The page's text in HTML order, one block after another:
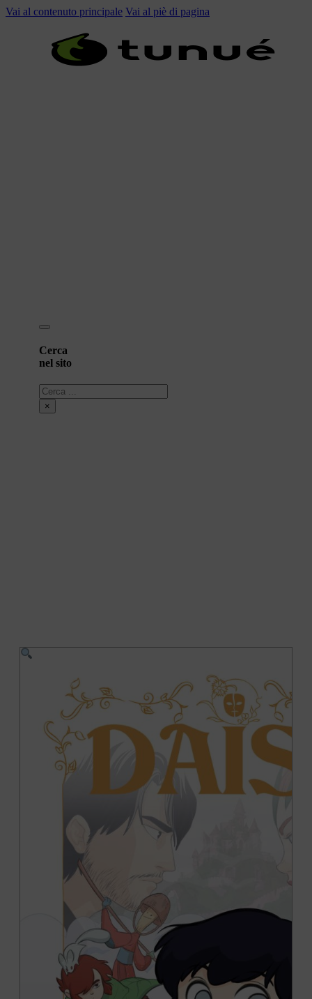
Vai al contenuto principale Vai al piè di pagina
Cerca
nel sito
Cerca
×